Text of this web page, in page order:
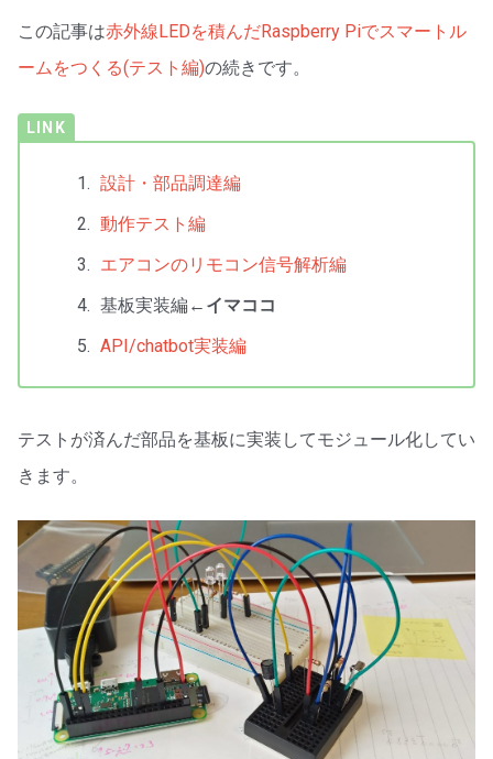
この記事は赤外線LEDを積んだRaspberry Piでスマートル
ームをつくる(テスト編)の続きです。
設計・部品調達編
動作テスト編
エアコンのリモコン信号解析編
基板実装編 ←イマココ
API/chatbot実装編
テストが済んだ部品を基板に実装してモジュール化してい
きます。